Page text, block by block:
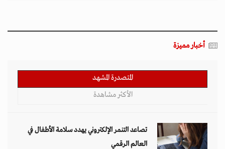
أخبار مميزة
المتصدرة المشهد
الأكثر مشاهدة
تصاعد التنمر الإلكتروني يهدد سلامة الأطفال في
العالم الرقمي